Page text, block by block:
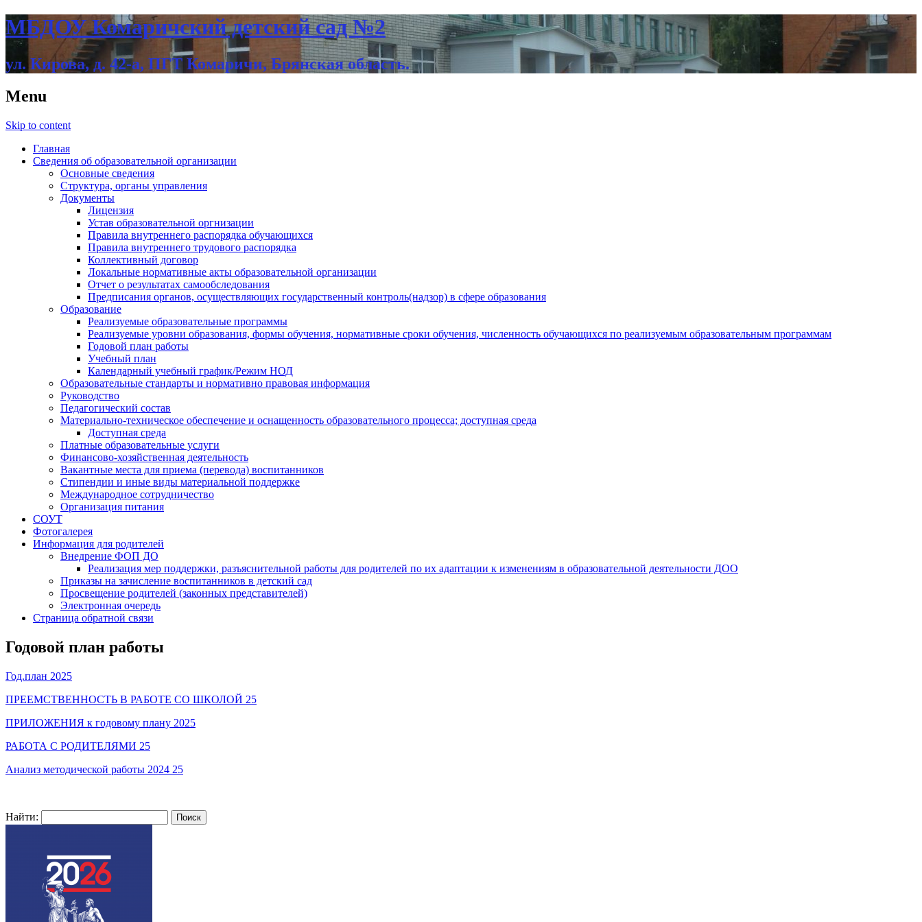
МБДОУ Комаричский детский сад №2
ул. Кирова, д. 42-а, ПГТ Комаричи, Брянская область.
Menu
Skip to content
Главная
Сведения об образовательной организации
Основные сведения
Структура, органы управления
Документы
Лицензия
Устав образовательной оргнизации
Правила внутреннего распорядка обучающихся
Правила внутреннего трудового распорядка
Коллективный договор
Локальные нормативные акты образовательной организации
Отчет о результатах самообследования
Предписания органов, осуществляющих государственный контроль(надзор) в сфере образования
Образование
Реализуемые образовательные программы
Реализуемые уровни образования, формы обучения, нормативные сроки обучения, численность обучающихся по реализуемым образовательным программам
Годовой план работы
Учебный план
Календарный учебный график/Режим НОД
Образовательные стандарты и нормативно правовая информация
Руководство
Педагогический состав
Материально-техническое обеспечение и оснащенность образовательного процесса; доступная среда
Доступная среда
Платные образовательные услуги
Финансово-хозяйственная деятельность
Вакантные места для приема (перевода) воспитанников
Стипендии и иные виды материальной поддержке
Международное сотрудничество
Организация питания
СОУТ
Фотогалерея
Информация для родителей
Внедрение ФОП ДО
Реализация мер поддержки, разъяснительной работы для родителей по их адаптации к изменениям в образовательной деятельности ДОО
Приказы на зачисление воспитанников в детский сад
Просвещение родителей (законных представителей)
Электронная очередь
Страница обратной связи
Годовой план работы
Год.план 2025
ПРЕЕМСТВЕННОСТЬ В РАБОТЕ СО ШКОЛОЙ 25
ПРИЛОЖЕНИЯ к годовому плану 2025
РАБОТА С РОДИТЕЛЯМИ 25
Анализ методической работы 2024 25
Найти: